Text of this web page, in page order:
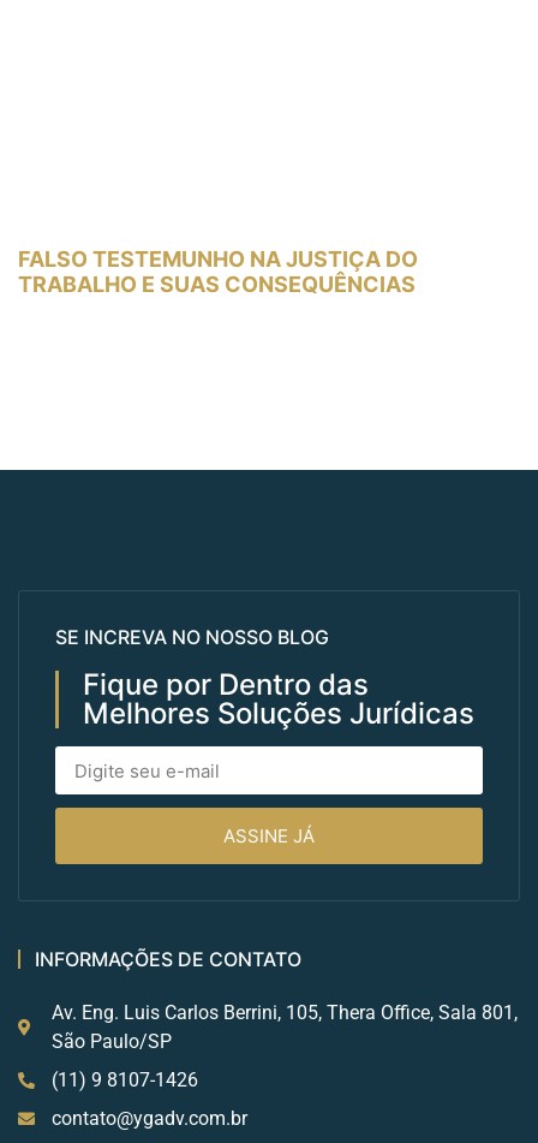
FALSO TESTEMUNHO NA JUSTIÇA DO
TRABALHO E SUAS CONSEQUÊNCIAS
SE INCREVA NO NOSSO BLOG
Fique por Dentro das
Melhores Soluções Jurídicas
ASSINE JÁ
INFORMAÇÕES DE CONTATO
Av. Eng. Luis Carlos Berrini, 105, Thera Office, Sala 801,
São Paulo/SP
(11) 9 8107-1426
contato@ygadv.com.br